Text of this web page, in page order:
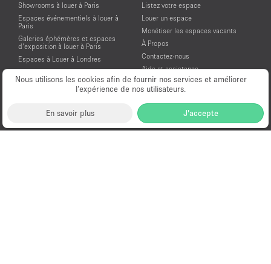
Nous utilisons les cookies afin de fournir nos services et améliorer
l’expérience de nos utilisateurs.
En savoir plus J'accepte
Showrooms à louer à Paris
Espaces événementiels à louer à
Paris
Galeries éphémères et espaces
d’exposition à louer à Paris
Espaces à Louer à Londres
Espaces à Louer à New York
Espaces à Louer à San Francisco
Espaces à Louer à Amsterdam
Listez votre espace
Louer un espace
Monétiser les espaces vacants
À Propos
Contactez-nous
Aide et assistance
Conditions générales d'utilisation
Mentions légales
Politique de confidentialité